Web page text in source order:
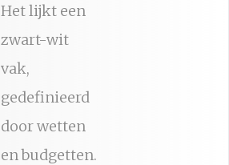
Het lijkt een
zwart-wit
vak,
gedefinieerd
door wetten
en budgetten.